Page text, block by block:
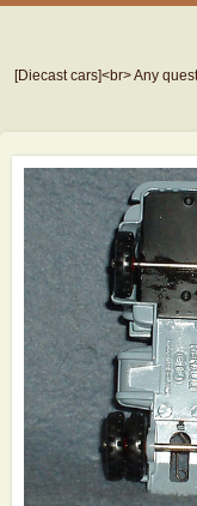
[Diecast cars]<br> Any